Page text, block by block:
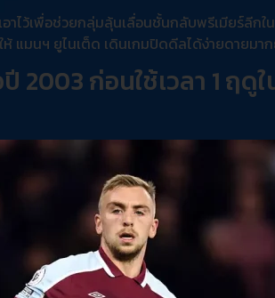
เอาไว้เพื่อช่วยกลุ่มลุ้นเลื่อนชั้นกลับพรีเมียร์ลีกใ
แมนฯ ยูไนเต็ด เดินเกมปิดดีลได้ง่ายดายมา
2003 ก่อนใช้เวลา 1 ฤดู